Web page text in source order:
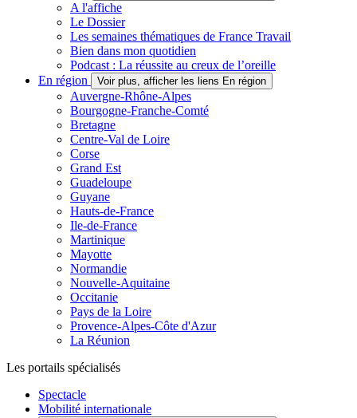
A l'affiche
Le Dossier
Les semaines thématiques de France Travail
Bien dans mon quotidien
Podcast : La réussite au creux de l’oreille
En région
Voir plus, afficher les liens En région
Auvergne-Rhône-Alpes
Bourgogne-Franche-Comté
Bretagne
Centre-Val de Loire
Corse
Grand Est
Guadeloupe
Guyane
Hauts-de-France
Ile-de-France
Martinique
Mayotte
Normandie
Nouvelle-Aquitaine
Occitanie
Pays de la Loire
Provence-Alpes-Côte d'Azur
La Réunion
Les portails spécialisés
Spectacle
Mobilité internationale